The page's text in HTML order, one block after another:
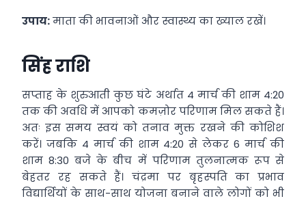
उपाय:माता की भावनाओं और स्वास्थ्य का ख्याल रखें।
सिंह राशि
सप्ताह के शुरुआती कुछ घंटे अर्थात 4 मार्च की शाम 4:20
तक की अवधि में आपको कमज़ोर परिणाम मिल सकते हैं।
अतः इस समय स्वयं को तनाव मुक्त रखने की कोशिश
करें। जबकि 4 मार्च की शाम 4:20 से लेकर 6 मार्च की
शाम 8:30 बजे के बीच में परिणाम तुलनात्मक रूप से
बेहतर रह सकते हैं। चंद्रमा पर बृहस्पति का प्रभाव
विद्यार्थियों के साथ-साथ योजना बनाने वाले लोगों को भी